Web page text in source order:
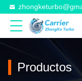
Productos